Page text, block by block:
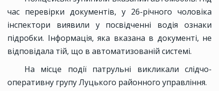
час перевірки документів, у 26-річного чоловіка
інспектори виявили у посвідченні водія ознаки
підробки. Інформація, яка вказана в документі, не
відповідала тій, що в автоматизованій системі.
На місце події патрульні викликали слідчо-
оперативну групу Луцького районного управління.